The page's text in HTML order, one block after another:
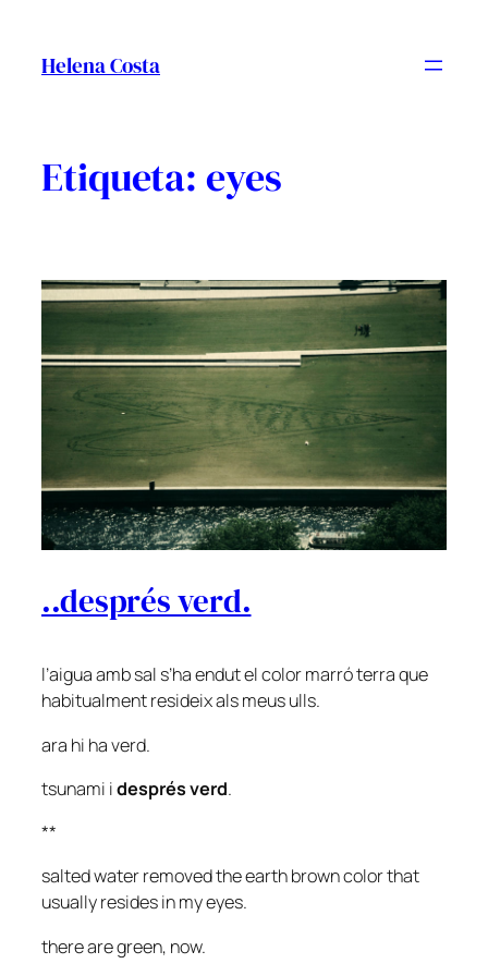
contingut
Helena Costa
Etiqueta: eyes
..després verd.
l’aigua amb sal s’ha endut el color marró terra que
habitualment resideix als meus ulls.
ara hi ha verd.
tsunami idesprés verd.
**
salted water removed the earth brown color that
usually resides in my eyes.
there are green, now.